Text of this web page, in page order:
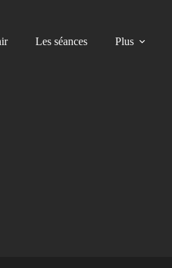
Les séances Plus